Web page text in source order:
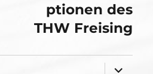
ptionen des
THW Freising